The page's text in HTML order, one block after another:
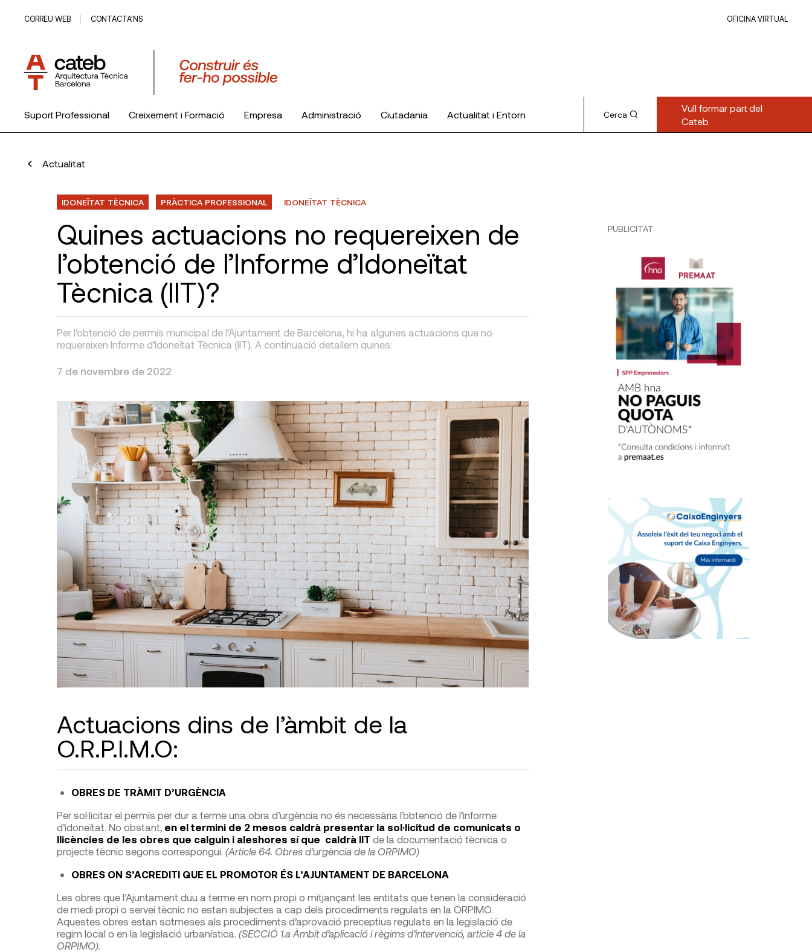
CORREU WEB CONTACTA’NS OFICINA VIRTUAL
Suport Professional Creixement i Formació Empresa Administració Ciutadania Actualitat i Entorn Cerca
Vull formar part del
Cateb
Actualitat
IDONEÏTAT TÈCNICA PRÀCTICA PROFESSIONAL IDONEÏTAT TÈCNICA
Quines actuacions no requereixen de
l’obtenció de l’Informe d’Idoneïtat
Tècnica (IIT)?
Per l’obtenció de permís municipal de l’Ajuntament de Barcelona, hi ha algunes actuacions que no
requereixen Informe d’Idoneïtat Tècnica (IIT). A continuació detallem quines:
7 de novembre de 2022
Actuacions dins de l’àmbit de la
O.R.P.I.M.O:
OBRES DE TRÀMIT D’URGÈNCIA
Per sol·licitar el permís per dur a terme una obra d’urgència no és necessària l’obtenció de l’informe
d’idoneïtat. No obstant, en el termini de 2 mesos caldrà presentar la sol·licitud de comunicats o
llicències de les obres que calguin i aleshores sí que caldrà IIT de la documentació tècnica o
projecte tècnic segons correspongui. (Article 64. Obres d’urgència de la ORPIMO)
OBRES ON S’ACREDITI QUE EL PROMOTOR ÉS L’AJUNTAMENT DE BARCELONA
Les obres que l’Ajuntament duu a terme en nom propi o mitjançant les entitats que tenen la consideració
de medi propi o servei tècnic no estan subjectes a cap dels procediments regulats en la ORPIMO.
Aquestes obres estan sotmeses als procediments d’aprovació preceptius regulats en la legislació de
regim local o en la legislació urbanística. (SECCIÓ 1.a Àmbit d’aplicació i règims d’intervenció, article 4 de la
ORPIMO).
PUBLICITAT